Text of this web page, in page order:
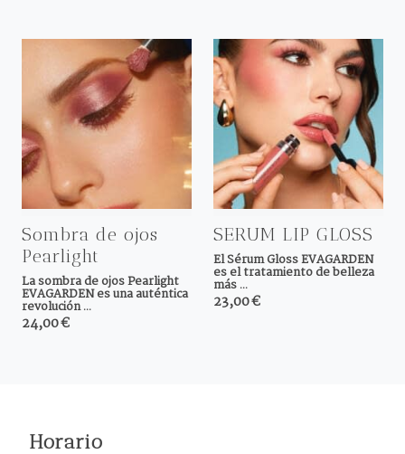
Sombra de ojos
Pearlight
La sombra de ojos Pearlight
EVAGARDEN es una auténtica
revolución ...
24,00 €
SERUM LIP GLOSS
El Sérum Gloss EVAGARDEN
es el tratamiento de belleza
más ...
23,00 €
Horario